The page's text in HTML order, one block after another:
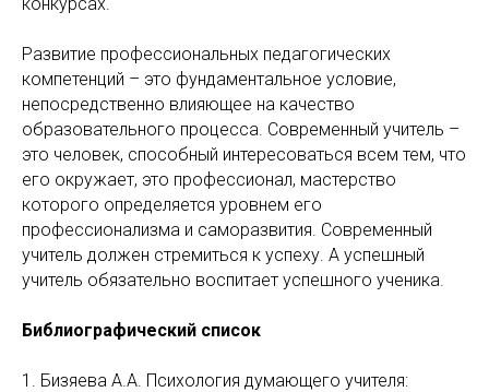
Развитие профессиональных педагогических
компетенций – это фундаментальное условие,
непосредственно влияющее на качество
образовательного процесса. Современный учитель –
это человек, способный интересоваться всем тем, что
его окружает, это профессионал, мастерство
которого определяется уровнем его
профессионализма и саморазвития. Современный
учитель должен стремиться к успеху. А успешный
учитель обязательно воспитает успешного ученика.
Библиографический список
1. Бизяева А.А. Психология думающего учителя: